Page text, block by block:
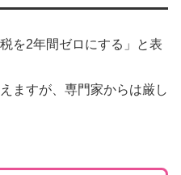
を2年間ゼロにする」と表
ますが、専門家からは厳し